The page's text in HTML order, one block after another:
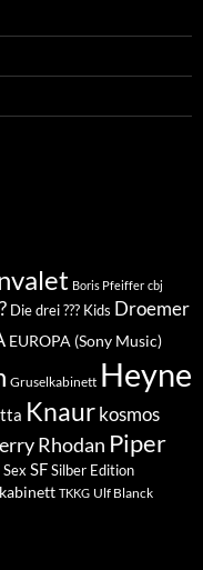
Boris Pfeiffer cbj
Die drei ??? Kids Droemer
EUROPA (Sony Music)
Gruselkabinett Heyne
Knaur kosmos
Rhodan Piper
Sex SFSilber Edition
TKKG Ulf Blanck